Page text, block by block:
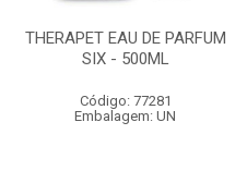
THERAPET EAU DE PARFUM
SIX - 500ML
Código: 77281
Embalagem: UN